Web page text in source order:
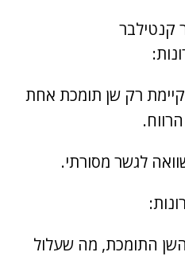
קנטילבר
רק שן תומכת אחת
לגשר מסורתי.
התומכת, מה שעלול